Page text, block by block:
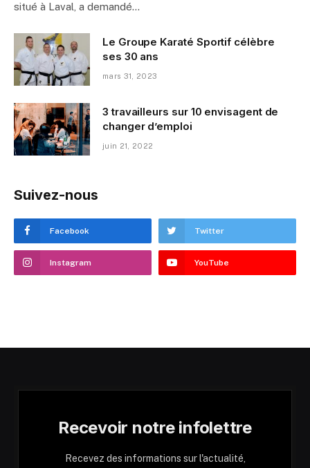
situé à Laval, a demandé…
Le Groupe Karaté Sportif célèbre
ses 30 ans
mars 31, 2023
3 travailleurs sur 10 envisagent de
changer d’emploi
juin 21, 2022
Suivez-nous
Facebook Twitter
Instagram YouTube
Recevoir notre infolettre
Recevez des informations sur l'actualité,